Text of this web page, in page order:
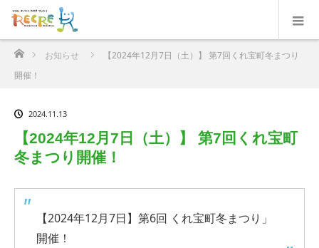
ホームお知らせ
【2024年12月7日（土）】 第7回くれ宝町冬まつり
開催！
2024.11.13
【2024年12月7日（土）】 第7回くれ宝町
冬まつり開催！
【2024年12月7日】第6回 くれ宝町冬まつり」
開催！